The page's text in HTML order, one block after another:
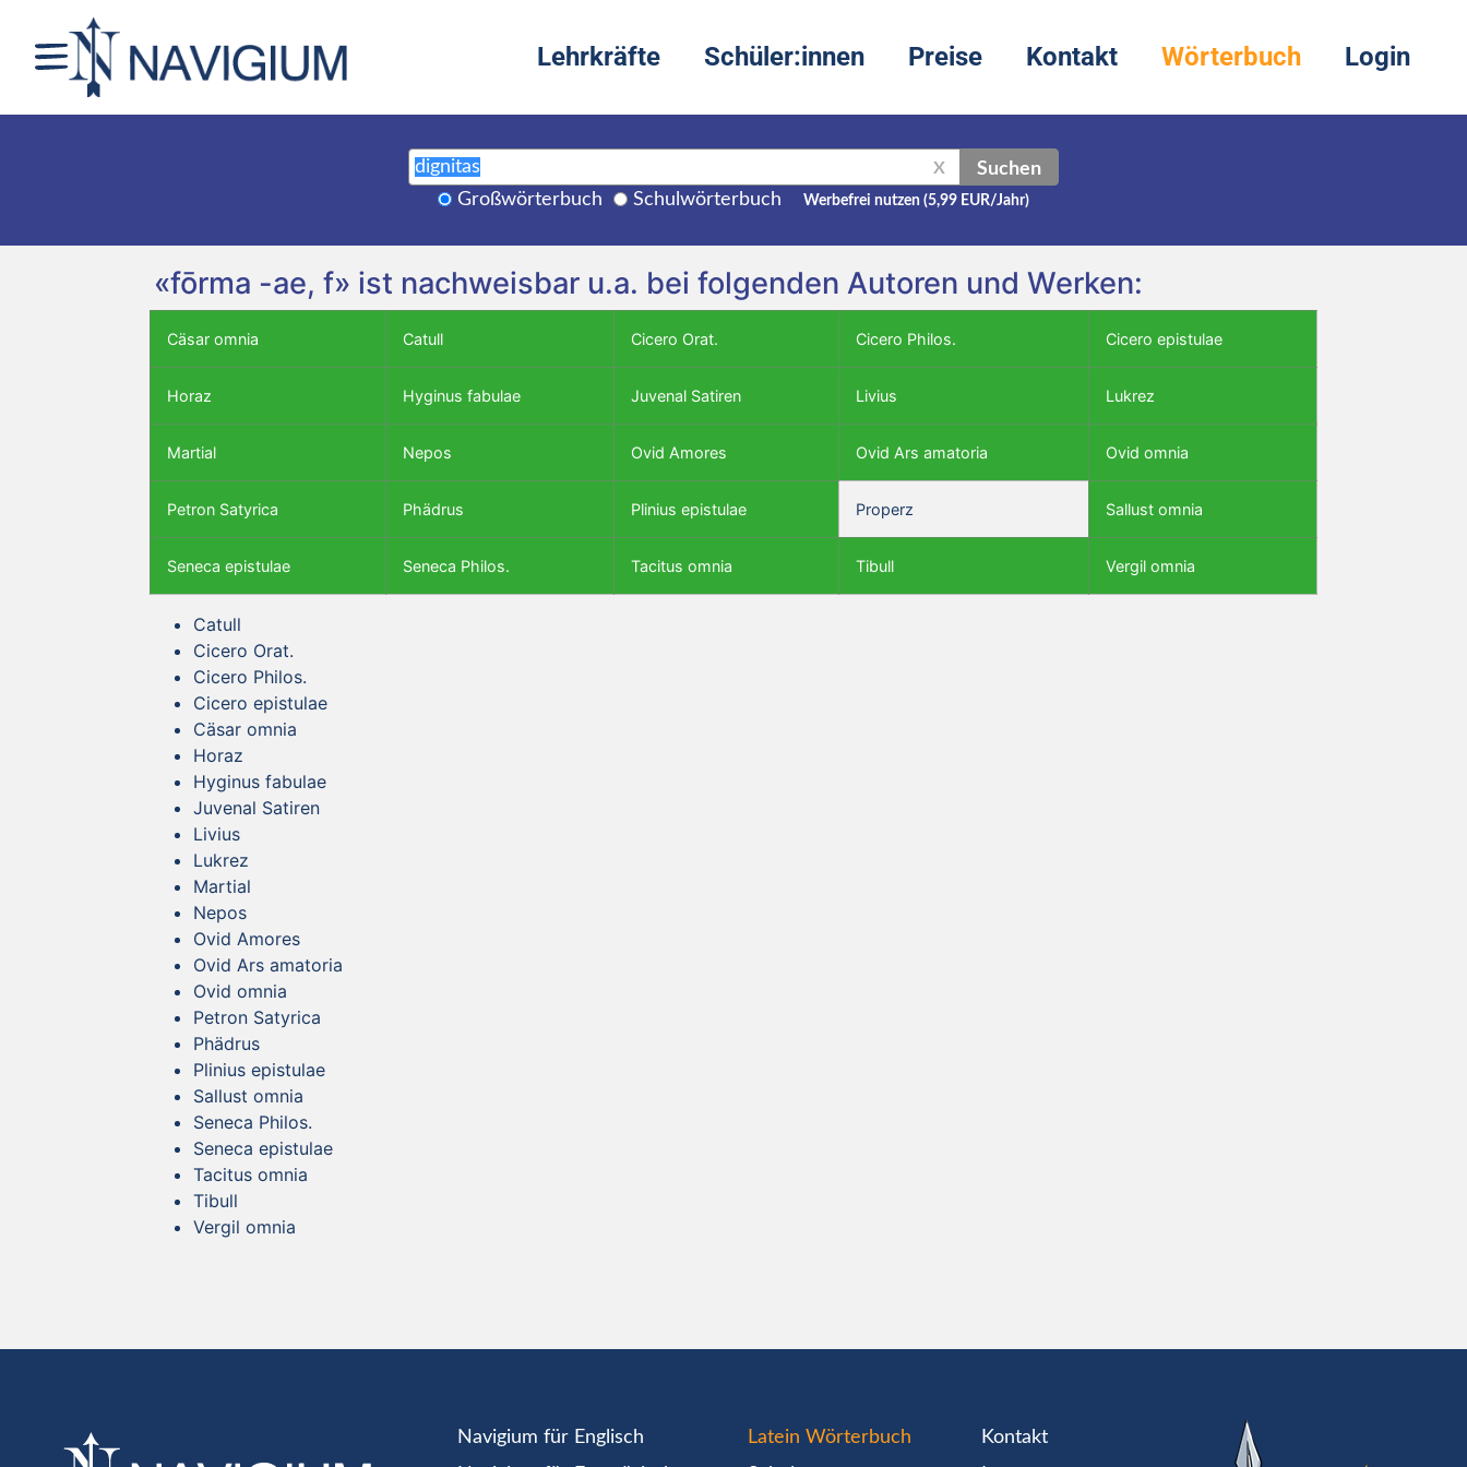
Lehrkräfte Schüler:innen Preise Kontakt Wörterbuch Login
X Suchen
Großwörterbuch Schulwörterbuch Werbefrei nutzen (5,99 EUR/Jahr)
«fōrma -ae, f» ist nachweisbar u.a. bei folgenden Autoren und Werken:
Cäsar omnia Catull Cicero Orat. Cicero Philos. Cicero epistulae
Horaz Hyginus fabulae Juvenal Satiren Livius Lukrez
Martial Nepos Ovid Amores Ovid Ars amatoria Ovid omnia
Petron Satyrica Phädrus Plinius epistulae Properz Sallust omnia
Seneca epistulae Seneca Philos. Tacitus omnia Tibull Vergil omnia
Catull
Cicero Orat.
Cicero Philos.
Cicero epistulae
Cäsar omnia
Horaz
Hyginus fabulae
Juvenal Satiren
Livius
Lukrez
Martial
Nepos
Ovid Amores
Ovid Ars amatoria
Ovid omnia
Petron Satyrica
Phädrus
Plinius epistulae
Sallust omnia
Seneca Philos.
Seneca epistulae
Tacitus omnia
Tibull
Vergil omnia
Navigium für Englisch
Latein Wörterbuch
Kontakt